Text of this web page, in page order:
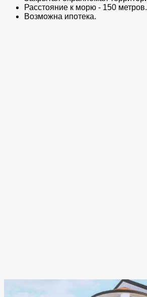
Расстояние к морю - 150 метров.
Возможна ипотека.